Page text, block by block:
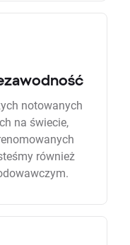
notowanych
na świecie,
również